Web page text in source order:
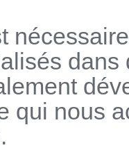
qui nous